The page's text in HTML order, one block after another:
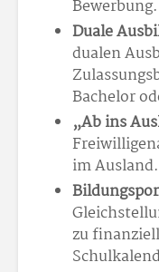
Bewerbung.
Duale
dualen
Bachelor
„Ab ins
im Ausland.
zu